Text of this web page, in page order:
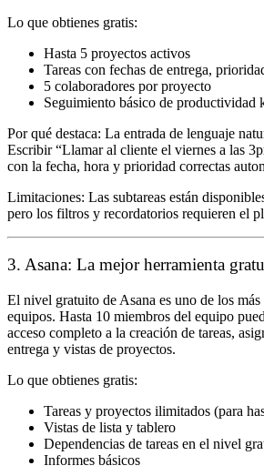
Lo que obtienes gratis:
Hasta 5 proyectos activos
Tareas con fechas de entrega,
5 colaboradores por proyecto
Seguimiento básico de productividad
Por qué destaca: La entrada de lenguaje
Escribir “Llamar al cliente el viernes a las
con la fecha, hora y prioridad correctas
Limitaciones: Las subtareas están
pero los filtros y recordatorios requieren el
3. Asana: La mejor herramienta
El nivel gratuito de Asana es uno de los más
equipos. Hasta 10 miembros del equipo
acceso completo a la creación de tareas,
entrega y vistas de proyectos.
Lo que obtienes gratis:
Tareas y proyectos ilimitados (para
Vistas de lista y tablero
Dependencias de tareas en el nivel
Informes básicos